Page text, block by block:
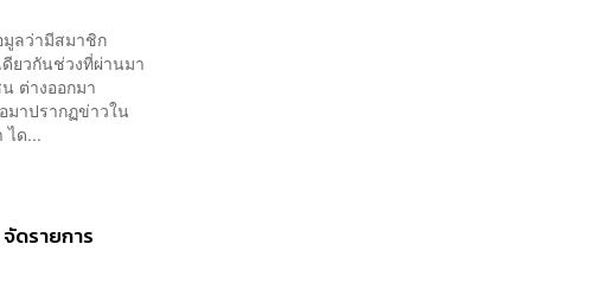
มูลว่ามีสมาชิก
ยวกันช่วงที่ผ่านมา
ต่างออกมา
มาปรากฏข่าวใน
ได...
ดรายการ